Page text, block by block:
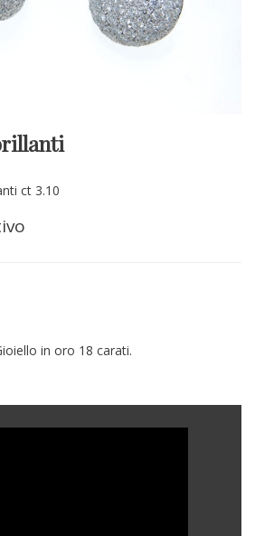
ct 3.10
in oro 18 carati.